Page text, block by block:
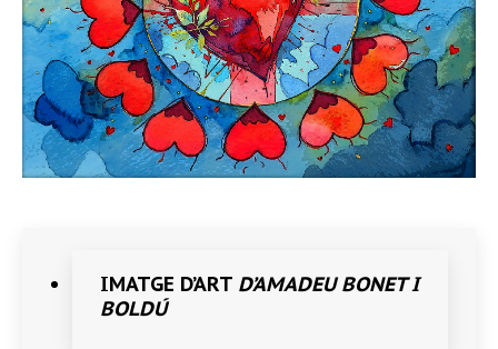
IMATGE D’ART D’AMADEU BONET I
BOLDÚ